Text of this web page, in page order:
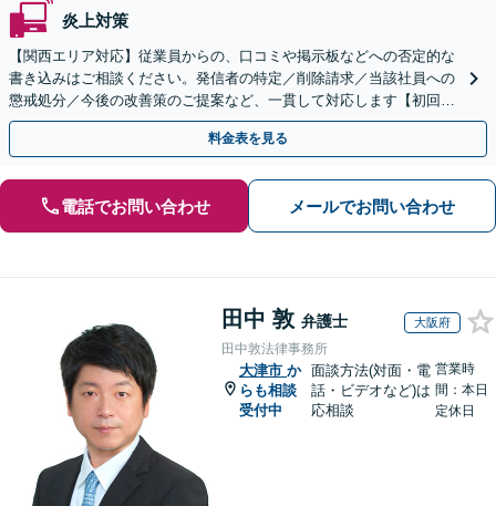
炎上対策
【関西エリア対応】従業員からの、口コミや掲示板などへの否定的な
書き込みはご相談ください。発信者の特定／削除請求／当該社員への
懲戒処分／今後の改善策のご提案など、一貫して対応します【初回相
談30分無料】書き込みを行わせない職場環境整備にも注力
料金表を見る
電話でお問い合わせ メールでお問い合わせ
田中 敦 弁護士 大阪府
田中敦法律事務所
大津市 か
らも相談
受付中
面談方法(対面・電
話・ビデオなど)は
応相談
営業時
間：本日
定休日